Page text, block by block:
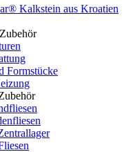
Kalkstein aus Kroatien
Formstücke